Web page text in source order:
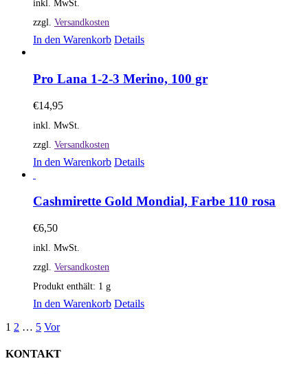
inkl. MwSt.
zzgl. Versandkosten
In den Warenkorb Details
Pro Lana 1-2-3 Merino, 100 gr
€14,95
inkl. MwSt.
zzgl. Versandkosten
In den Warenkorb Details
Cashmirette Gold Mondial, Farbe 110 rosa
€6,50
inkl. MwSt.
zzgl. Versandkosten
Produkt enthält: 1 g
In den Warenkorb Details
1 2 … 5 Vor
KONTAKT